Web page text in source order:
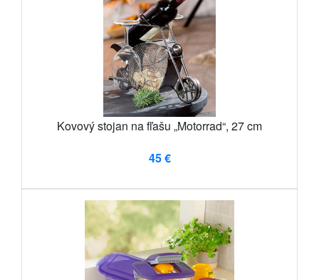
Kovový stojan na fľašu „Motorrad“, 27 cm
45 €